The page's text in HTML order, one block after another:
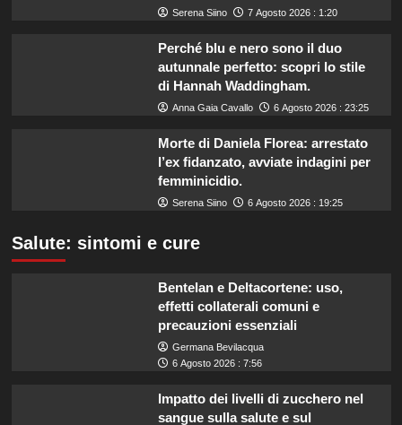
Serena Siino 7 Agosto 2026 : 1:20
Perché blu e nero sono il duo
autunnale perfetto: scopri lo stile
di Hannah Waddingham.
Anna Gaia Cavallo 6 Agosto 2026 : 23:25
Morte di Daniela Florea: arrestato
l’ex fidanzato, avviate indagini per
femminicidio.
Serena Siino 6 Agosto 2026 : 19:25
Salute: sintomi e cure
Bentelan e Deltacortene: uso,
effetti collaterali comuni e
precauzioni essenziali
Germana Bevilacqua
6 Agosto 2026 : 7:56
Impatto dei livelli di zucchero nel
sangue sulla salute e sul